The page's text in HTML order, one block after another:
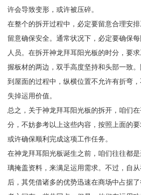
许会导致变形，或许被压碎。
在整个的拆开过程中，必定要留意合理安
留意确保安全。通常状况下，必定要确保
人员。在拆开神龙拜耳阳光板的时分，要
握板材的两边，双手高度坚持和头部一致
到屋面的过程中，纵横位置不允许有折弯
失掉运用价值。
总之，关于神龙拜耳阳光板的拆开，咱们
分，不妨参考以上这些内容，按照上面的
或许确保顺利完成这项工作任务。
在神龙拜耳阳光板诞生之前，咱们往往都
璃掩盖资料，来满足运用需求。不过，自
后，其凭借诸多的优势迅速在商场中占据